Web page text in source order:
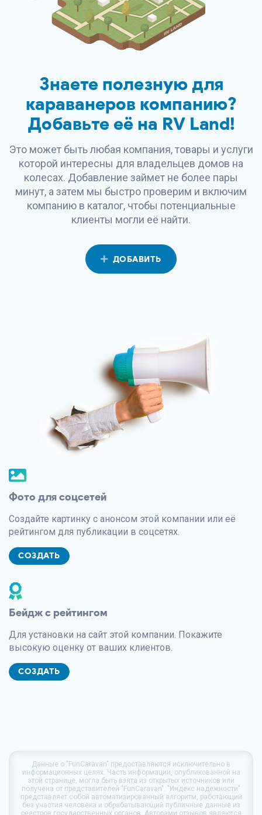
Знаете полезную для
караванеров компанию?
Добавьте её на RV Land!
Это может быть любая компания, товары и услуги
которой интересны для владельцев домов на
колесах. Добавление займет не более пары
минут, а затем мы быстро проверим и включим
компанию в каталог, чтобы потенциальные
клиенты могли её найти.
ДОБАВИТЬ
Фото для соцсетей
Создайте картинку с анонсом этой компании или её
рейтингом для публикации в соцсетях.
СОЗДАТЬ
Бейдж с рейтингом
Для установки на сайт этой компании. Покажите
высокую оценку от ваших клиентов.
СОЗДАТЬ
Данные о "FunCaravan" предоставляются исключительно в
информационных целях. Часть информации, опубликованной на
этой странице, могла быть взята из открытых источников или
получена от представителей "FunCaravan". "Индекс надежности"
представляет собой автоматизированный алгоритм, работающий
без участия человека и обрабатывающий публичные данные из
реестров государственных органов. Авторами отзывов являются